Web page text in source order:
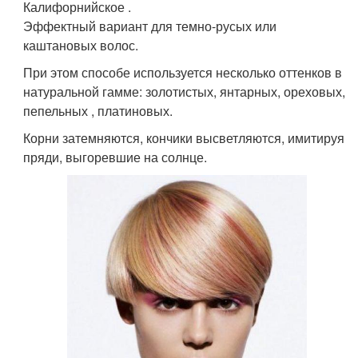
Калифорнийское .
Эффектный вариант для темно-русых или
каштановых волос.
При этом способе используется несколько оттенков в
натуральной гамме: золотистых, янтарных, ореховых,
пепельных , платиновых.
Корни затемняются, кончики высветляются, имитируя
пряди, выгоревшие на солнце.